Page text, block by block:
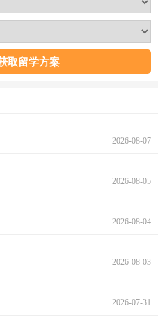
2026-08-07
2026-08-05
2026-08-04
2026-08-03
2026-07-31